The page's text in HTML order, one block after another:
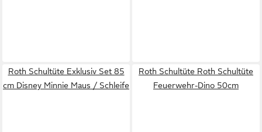
Roth Schultüte Exklusiv Set 85
cm Disney Minnie Maus / Schleife
Roth Schultüte Roth Schultüte
Feuerwehr-Dino 50cm